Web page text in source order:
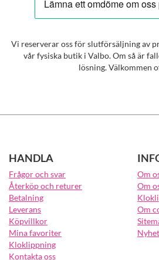
Vi reserverar oss för slutförsäljning av
vår fysiska butik i Valbo. Om så är
lösning. Välkommen
HANDLA
Frågor och svar
Återköp och returer
Betalning
Leverans
Köpvillkor
Mina favoriter
Kloklippning
Kontakta oss
Om
Om
Om